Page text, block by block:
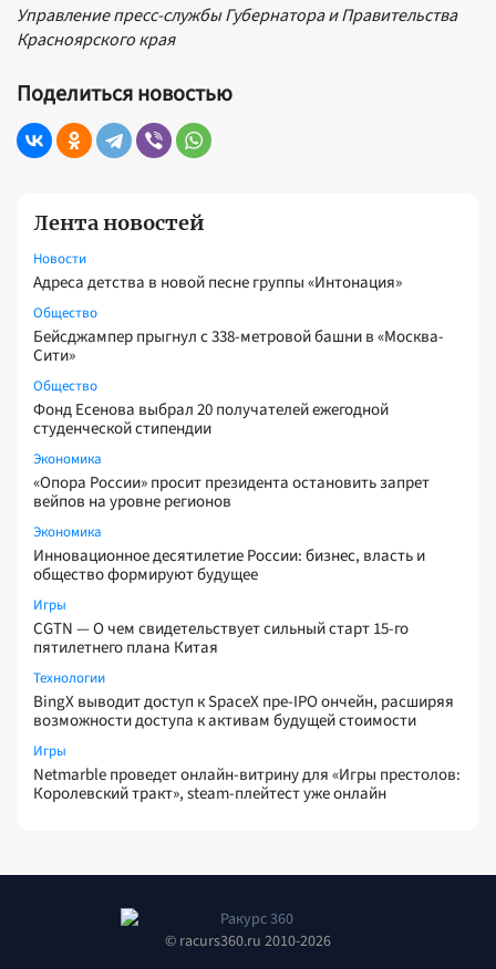
Лента новостей
Новости
Адреса детства в новой песне группы «Интонация»
Общество
Бейсджампер прыгнул с 338-метровой башни в «Москва-
Сити»
Общество
Фонд Есенова выбрал 20 получателей ежегодной
студенческой стипендии
Экономика
«Опора России» просит президента остановить запрет
вейпов на уровне регионов
Экономика
Инновационное десятилетие России: бизнес, власть и
общество формируют будущее
Игры
CGTN — О чем свидетельствует сильный старт 15-го
пятилетнего плана Китая
Технологии
BingX выводит доступ к SpaceX пре-IPO ончейн, расширяя
возможности доступа к активам будущей стоимости
Игры
Netmarble проведет онлайн-витрину для «Игры престолов:
Королевский тракт», steam-плейтест уже онлайн
Управление пресс-службы Губернатора и Правительства
Красноярского края
Поделиться новостью
© racurs360.ru 2010-2026